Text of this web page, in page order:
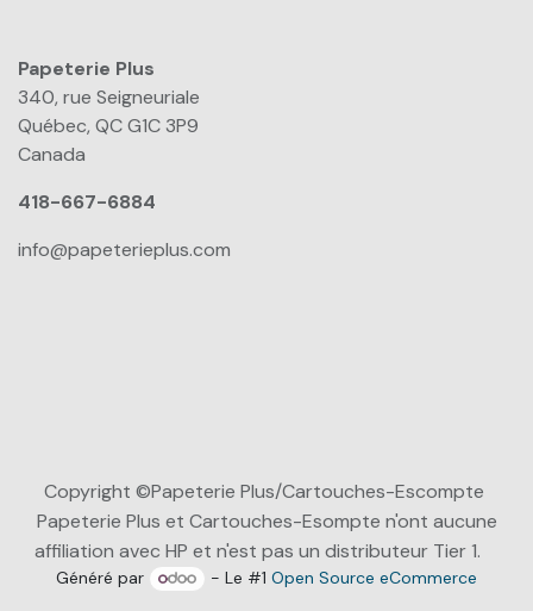
Papeterie Plus​
340, rue Seigneuriale
Québec, QC G1C 3P9
Canada
418-667-6884
info@papeterieplus.com
Copyright ©Papeterie Plus/Cartouches-Escompte
Papeterie Plus et Cartouches-Esompte n'ont aucune
affiliation avec HP et n'est pas un distributeur Tier 1.
Généré par - Le #1Open Source eCommerce